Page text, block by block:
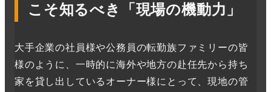
こそ知るべき「現場の機動力」
大手企業の社員様や公務員の転勤族ファミリーの皆
様のように、一時的に海外や地方の赴任先から持ち
家を貸し出しているオーナー様にとって、現地の管